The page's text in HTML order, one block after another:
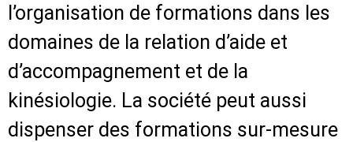
l’organisation de formations dans les
domaines de la relation d’aide et
d’accompagnement et de la
kinésiologie. La société peut aussi
dispenser des formations sur-mesure